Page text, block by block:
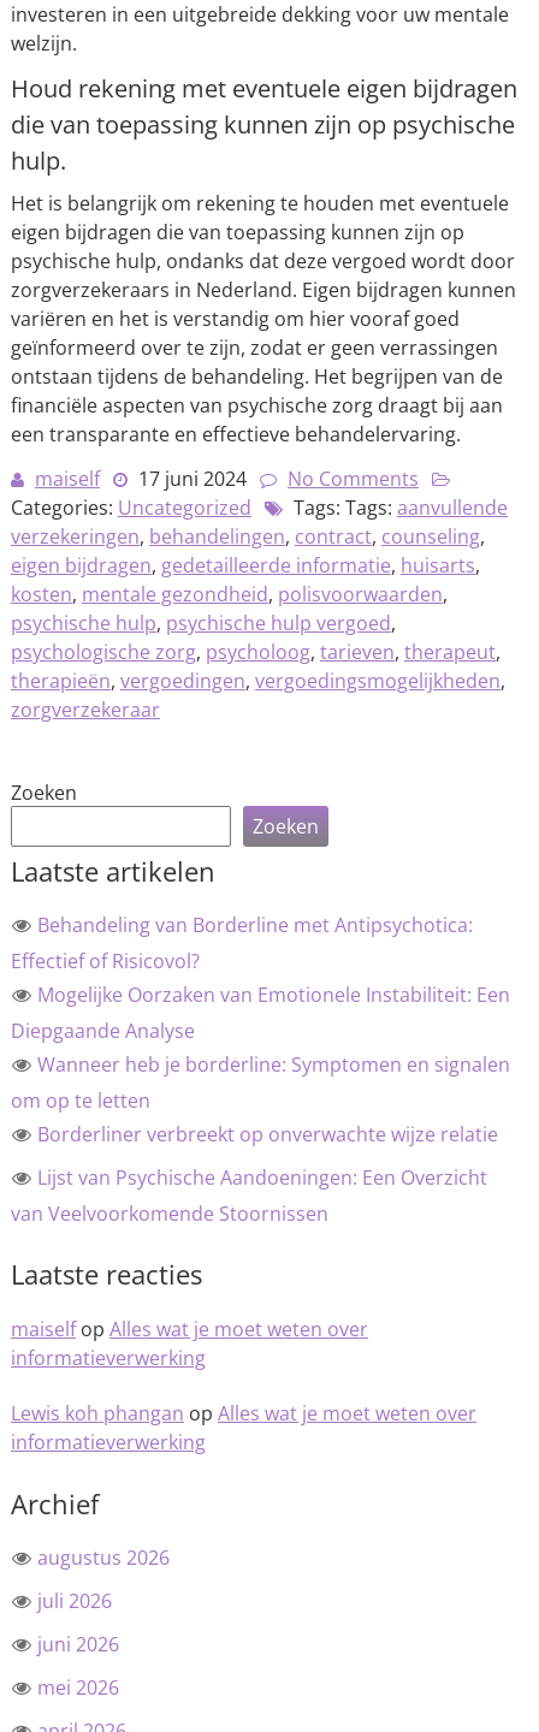
investeren in een uitgebreide dekking voor uw mentale
welzijn.
Houd rekening met eventuele eigen bijdragen
die van toepassing kunnen zijn op psychische
hulp.
Het is belangrijk om rekening te houden met eventuele
eigen bijdragen die van toepassing kunnen zijn op
psychische hulp, ondanks dat deze vergoed wordt door
zorgverzekeraars in Nederland. Eigen bijdragen kunnen
variëren en het is verstandig om hier vooraf goed
geïnformeerd over te zijn, zodat er geen verrassingen
ontstaan tijdens de behandeling. Het begrijpen van de
financiële aspecten van psychische zorg draagt bij aan
een transparante en effectieve behandelervaring.
maiself
17 juni 2024
No Comments
Categories: Uncategorized Tags: Tags: aanvullende
verzekeringen, behandelingen, contract, counseling,
eigen bijdragen, gedetailleerde informatie, huisarts,
kosten, mentale gezondheid, polisvoorwaarden,
psychische hulp, psychische hulp vergoed,
psychologische zorg, psycholoog, tarieven, therapeut,
therapieën, vergoedingen, vergoedingsmogelijkheden,
zorgverzekeraar
Zoeken
Zoeken
Laatste artikelen
Behandeling van Borderline met Antipsychotica:
Effectief of Risicovol?
Mogelijke Oorzaken van Emotionele Instabiliteit: Een
Diepgaande Analyse
Wanneer heb je borderline: Symptomen en signalen
om op te letten
Borderliner verbreekt op onverwachte wijze relatie
Lijst van Psychische Aandoeningen: Een Overzicht
van Veelvoorkomende Stoornissen
Laatste reacties
maiselfop Alles wat je moet weten over
informatieverwerking
Lewis koh phangan op Alles wat je moet weten over
informatieverwerking
Archief
augustus 2026
juli 2026
juni 2026
mei 2026